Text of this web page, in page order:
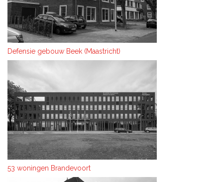
Defensie gebouw Beek (Maastricht)
53 woningen Brandevoort